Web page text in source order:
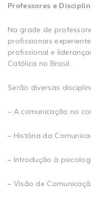
Professores e
Na grade de
profissionais
profissional e
Católica no Brasil.
Serão diversas
– A comunicação no
– História da
– Introdução à
– Visão de